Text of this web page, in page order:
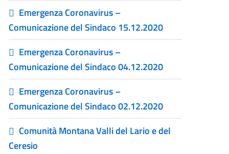
Emergenza Coronavirus –
Comunicazione del Sindaco 15.12.2020
Emergenza Coronavirus –
Comunicazione del Sindaco 04.12.2020
Emergenza Coronavirus –
Comunicazione del Sindaco 02.12.2020
Comunità Montana Valli del Lario e del
Ceresio